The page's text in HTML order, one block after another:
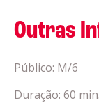
Outras
Público: M/6
Duração: 60